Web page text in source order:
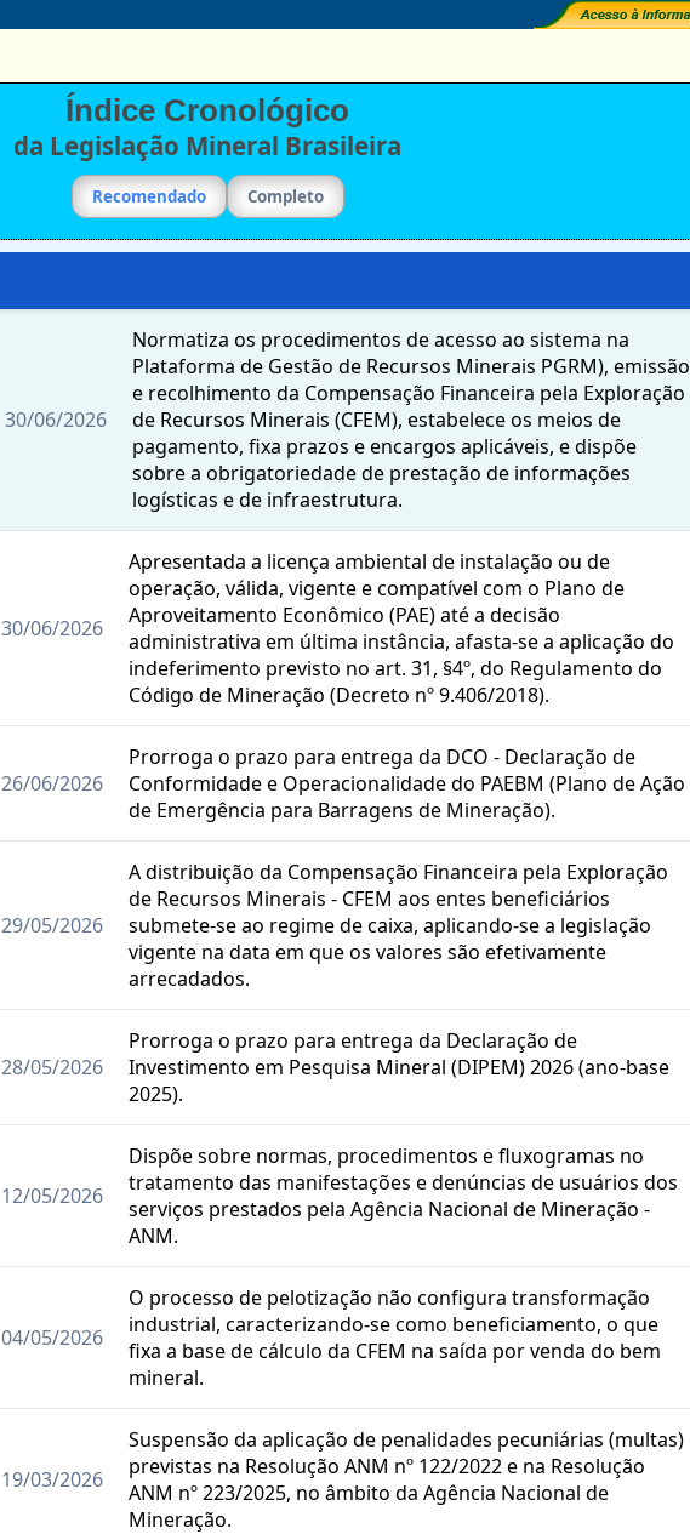
Índice Cronológico
da Legislação Mineral Brasileira
Recomendado Completo
30/06/2026
Normatiza os procedimentos de acesso ao sistema na
Plataforma de Gestão de Recursos Minerais PGRM), emissão
e recolhimento da Compensação Financeira pela Exploração
de Recursos Minerais (CFEM), estabelece os meios de
pagamento, fixa prazos e encargos aplicáveis, e dispõe
sobre a obrigatoriedade de prestação de informações
logísticas e de infraestrutura.
30/06/2026
Apresentada a licença ambiental de instalação ou de
operação, válida, vigente e compatível com o Plano de
Aproveitamento Econômico (PAE) até a decisão
administrativa em última instância, afasta-se a aplicação do
indeferimento previsto no art. 31, §4º, do Regulamento do
Código de Mineração (Decreto nº 9.406/2018).
26/06/2026
Prorroga o prazo para entrega da DCO - Declaração de
Conformidade e Operacionalidade do PAEBM (Plano de Ação
de Emergência para Barragens de Mineração).
29/05/2026
A distribuição da Compensação Financeira pela Exploração
de Recursos Minerais - CFEM aos entes beneficiários
submete-se ao regime de caixa, aplicando-se a legislação
vigente na data em que os valores são efetivamente
arrecadados.
28/05/2026
Prorroga o prazo para entrega da Declaração de
Investimento em Pesquisa Mineral (DIPEM) 2026 (ano-base
2025).
12/05/2026
Dispõe sobre normas, procedimentos e fluxogramas no
tratamento das manifestações e denúncias de usuários dos
serviços prestados pela Agência Nacional de Mineração -
ANM.
04/05/2026
O processo de pelotização não configura transformação
industrial, caracterizando-se como beneficiamento, o que
fixa a base de cálculo da CFEM na saída por venda do bem
mineral.
19/03/2026
Suspensão da aplicação de penalidades pecuniárias (multas)
previstas na Resolução ANM nº 122/2022 e na Resolução
ANM nº 223/2025, no âmbito da Agência Nacional de
Mineração.